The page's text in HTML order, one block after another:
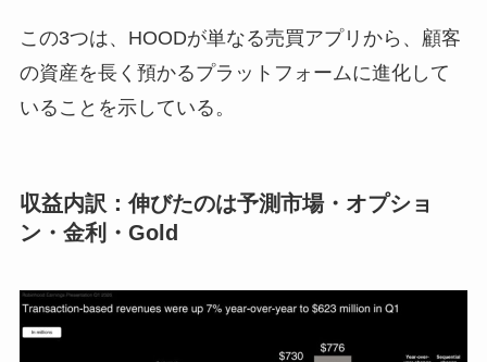
この3つは、HOODが単なる売買アプリから、顧客
の資産を長く預かるプラットフォームに進化して
いることを示している。
収益内訳：伸びたのは予測市場・オプショ
ン・金利・Gold